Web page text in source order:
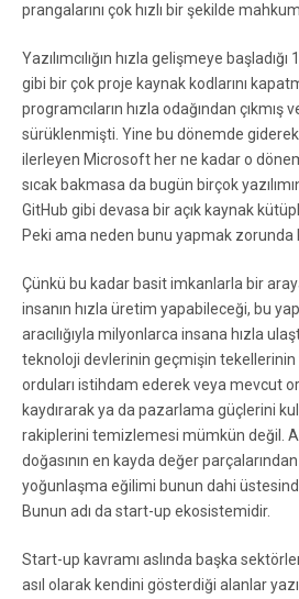
prangalarını çok hızlı bir şekilde
Yazılımcılığın hızla gelişmeye başladığı
gibi bir çok proje kaynak kodlarını
programcıların hızla odağından çıkmış
sürüklenmişti. Yine bu dönemde
ilerleyen Microsoft her ne kadar o
sıcak bakmasa da bugün birçok
GitHub gibi devasa bir açık kaynak
Peki ama neden bunu yapmak zorunda
Çünkü bu kadar basit imkanlarla bir
insanın hızla üretim yapabileceği, bu
aracılığıyla milyonlarca insana hızla
teknoloji devlerinin geçmişin tekellerinin
orduları istihdam ederek veya mevcut
kaydırarak ya da pazarlama güçlerini
rakiplerini temizlemesi mümkün değil.
doğasının en kayda değer
yoğunlaşma eğilimi bunun dahi
Bunun adı da start-up ekosistemidir.
Start-up kavramı aslında başka
asıl olarak kendini gösterdiği alanlar